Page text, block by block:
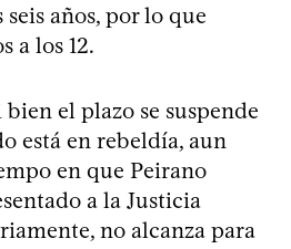
años, por lo que
a los 12.
el plazo se suspende
está en rebeldía, aun
en que Peirano
a la Justicia
no alcanza para